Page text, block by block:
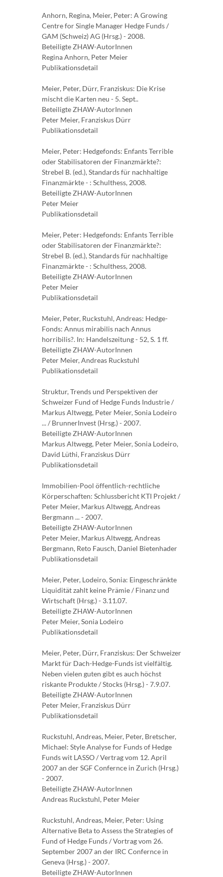
Anhorn, Regina, Meier, Peter: A Growing
Centre for Single Manager Hedge Funds /
GAM (Schweiz) AG (Hrsg.) - 2008.
Beteiligte ZHAW-AutorInnen
Regina Anhorn, Peter Meier
Publikationsdetail
Meier, Peter, Dürr, Franziskus: Die Krise
mischt die Karten neu - 5. Sept..
Beteiligte ZHAW-AutorInnen
Peter Meier, Franziskus Dürr
Publikationsdetail
Meier, Peter: Hedgefonds: Enfants Terrible
oder Stabilisatoren der Finanzmärkte?:
Strebel B. (ed.), Standards für nachhaltige
Finanzmärkte - : Schulthess, 2008.
Beteiligte ZHAW-AutorInnen
Peter Meier
Publikationsdetail
Meier, Peter: Hedgefonds: Enfants Terrible
oder Stabilisatoren der Finanzmärkte?:
Strebel B. (ed.), Standards für nachhaltige
Finanzmärkte - : Schulthess, 2008.
Beteiligte ZHAW-AutorInnen
Peter Meier
Publikationsdetail
Meier, Peter, Ruckstuhl, Andreas: Hedge-
Fonds: Annus mirabilis nach Annus
horribilis?. In: Handelszeitung - 52, S. 1 ff.
Beteiligte ZHAW-AutorInnen
Peter Meier, Andreas Ruckstuhl
Publikationsdetail
Struktur, Trends und Perspektiven der
Schweizer Fund of Hedge Funds Industrie /
Markus Altwegg, Peter Meier, Sonia Lodeiro
... / BrunnerInvest (Hrsg.) - 2007.
Beteiligte ZHAW-AutorInnen
Markus Altwegg, Peter Meier, Sonia Lodeiro,
David Lüthi, Franziskus Dürr
Publikationsdetail
Immobilien-Pool öffentlich-rechtliche
Körperschaften: Schlussbericht KTI Projekt /
Peter Meier, Markus Altwegg, Andreas
Bergmann ... - 2007.
Beteiligte ZHAW-AutorInnen
Peter Meier, Markus Altwegg, Andreas
Bergmann, Reto Fausch, Daniel Bietenhader
Publikationsdetail
Meier, Peter, Lodeiro, Sonia: Eingeschränkte
Liquidität zahlt keine Prämie / Finanz und
Wirtschaft (Hrsg.) - 3.11.07.
Beteiligte ZHAW-AutorInnen
Peter Meier, Sonia Lodeiro
Publikationsdetail
Meier, Peter, Dürr, Franziskus: Der Schweizer
Markt für Dach-Hedge-Funds ist vielfältig.
Neben vielen guten gibt es auch höchst
riskante Produkte / Stocks (Hrsg.) - 7.9.07.
Beteiligte ZHAW-AutorInnen
Peter Meier, Franziskus Dürr
Publikationsdetail
Ruckstuhl, Andreas, Meier, Peter, Bretscher,
Michael: Style Analyse for Funds of Hedge
Funds wit LASSO / Vertrag vom 12. April
2007 an der SGF Confernce in Zurich (Hrsg.)
- 2007.
Beteiligte ZHAW-AutorInnen
Andreas Ruckstuhl, Peter Meier
Ruckstuhl, Andreas, Meier, Peter: Using
Alternative Beta to Assess the Strategies of
Fund of Hedge Funds / Vortrag vom 26.
September 2007 an der IRC Confernce in
Geneva (Hrsg.) - 2007.
Beteiligte ZHAW-AutorInnen